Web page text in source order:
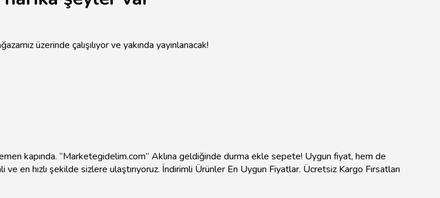
üzerinde çalışılıyor ve yakında yayınlanacak!
kapında. “Marketegidelim.com” Aklına geldiğinde durma ekle sepete! Uygun fiyat, hem de
en hızlı şekilde sizlere ulaştırıyoruz. İndirimli Ürünler En Uygun Fiyatlar. Ücretsiz Kargo Fırsatları